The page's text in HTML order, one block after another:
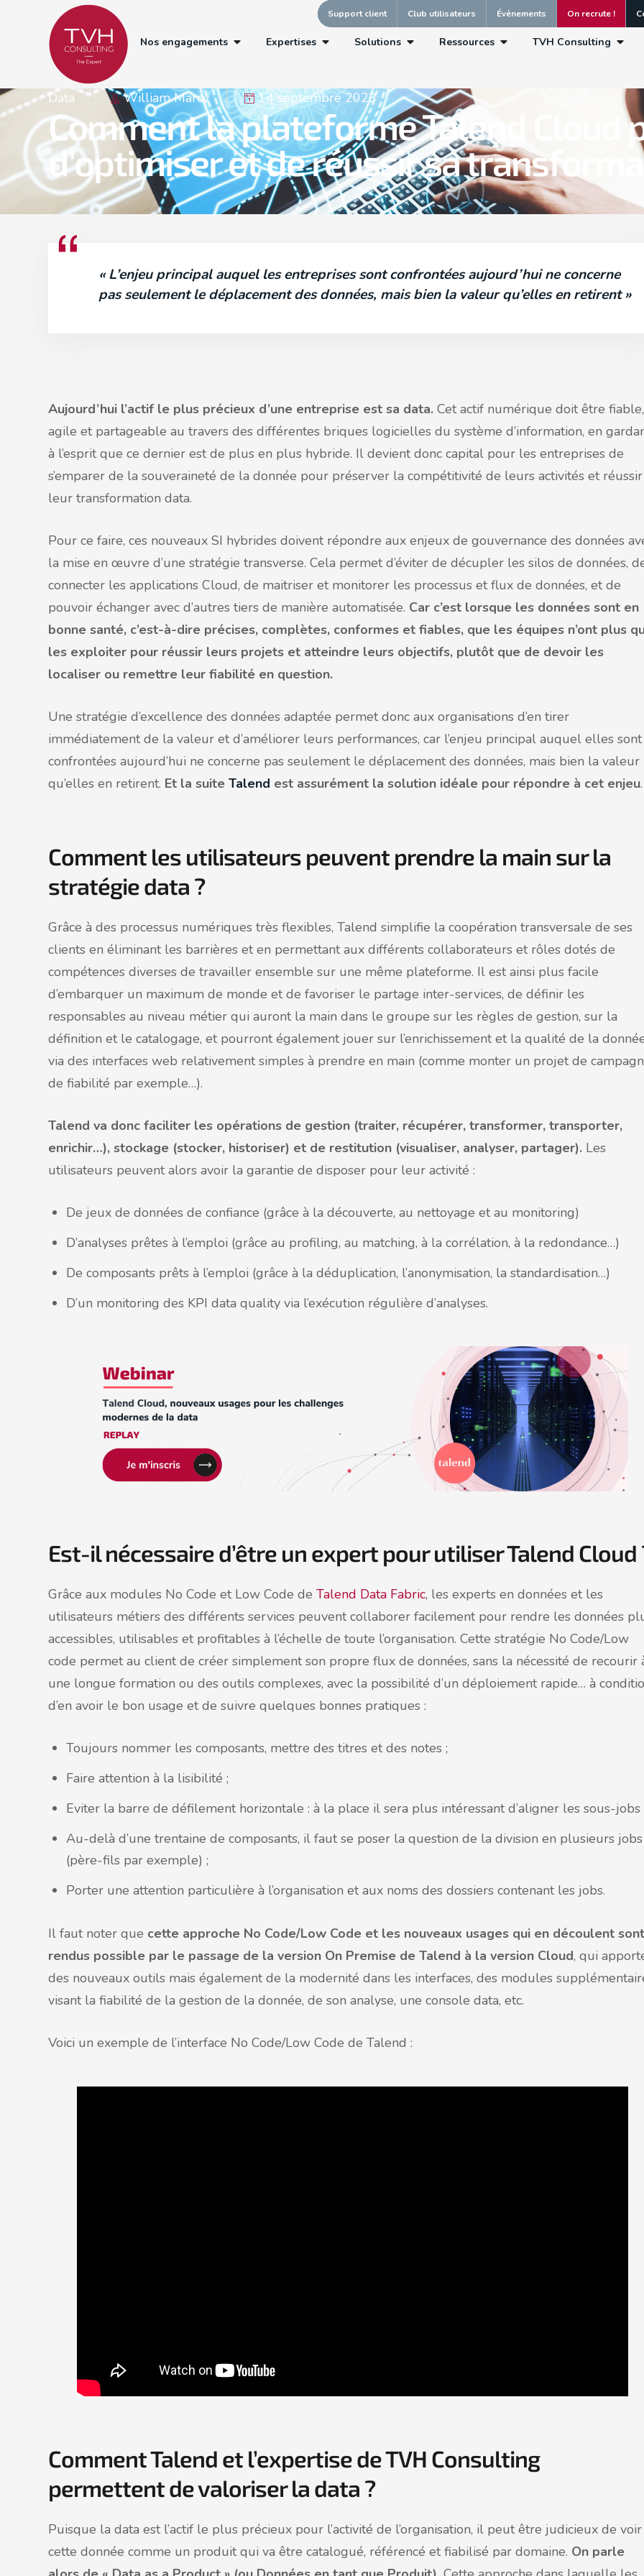
Support client Club utilisateurs Évènements On recrute !
Nos engagements Expertises Solutions Ressources TVH Consulting
Data William Marcy 14 septembre 2023
Comment la plateforme Talend Cloud
d’optimiser et de réussir sa
« L’enjeu principal auquel les entreprises sont confrontées aujourd’hui ne concerne
pas seulement le déplacement des données, mais bien la valeur qu’elles en retirent »
Aujourd’hui l’actif le plus précieux d’une entreprise est sa data. Cet actif numérique doit être fiable,
agile et partageable au travers des différentes briques logicielles du système d’information, en
à l’esprit que ce dernier est de plus en plus hybride. Il devient donc capital pour les entreprises de
s’emparer de la souveraineté de la donnée pour préserver la compétitivité de leurs activités et réussir
leur transformation data.
Pour ce faire, ces nouveaux SI hybrides doivent répondre aux enjeux de gouvernance des données
la mise en œuvre d’une stratégie transverse. Cela permet d’éviter de décupler les silos de données,
connecter les applications Cloud, de maitriser et monitorer les processus et flux de données, et de
pouvoir échanger avec d’autres tiers de manière automatisée. Car c’est lorsque les données sont en
bonne santé, c’est-à-dire précises, complètes, conformes et fiables, que les équipes n’ont plus
les exploiter pour réussir leurs projets et atteindre leurs objectifs, plutôt que de devoir les
localiser ou remettre leur fiabilité en question.
Une stratégie d’excellence des données adaptée permet donc aux organisations d’en tirer
immédiatement de la valeur et d’améliorer leurs performances, car l’enjeu principal auquel elles sont
confrontées aujourd’hui ne concerne pas seulement le déplacement des données, mais bien la valeur
qu’elles en retirent. Et la suite Talend est assurément la solution idéale pour répondre à cet enjeu.
Comment les utilisateurs peuvent prendre la main sur la
stratégie data ?
Grâce à des processus numériques très flexibles, Talend simplifie la coopération transversale de ses
clients en éliminant les barrières et en permettant aux différents collaborateurs et rôles dotés de
compétences diverses de travailler ensemble sur une même plateforme. Il est ainsi plus facile
d’embarquer un maximum de monde et de favoriser le partage inter-services, de définir les
responsables au niveau métier qui auront la main dans le groupe sur les règles de gestion, sur la
définition et le catalogage, et pourront également jouer sur l’enrichissement et la qualité de la
via des interfaces web relativement simples à prendre en main (comme monter un projet de
de fiabilité par exemple…).
Talend va donc faciliter les opérations de gestion (traiter, récupérer, transformer, transporter,
enrichir…), stockage (stocker, historiser) et de restitution (visualiser, analyser, partager). Les
utilisateurs peuvent alors avoir la garantie de disposer pour leur activité :
De jeux de données de confiance (grâce à la découverte, au nettoyage et au monitoring)
D’analyses prêtes à l’emploi (grâce au profiling, au matching, à la corrélation, à la redondance…)
De composants prêts à l’emploi (grâce à la déduplication, l’anonymisation, la standardisation…)
D’un monitoring des KPI data quality via l’exécution régulière d’analyses.
Est-il nécessaire d’être un expert pour utiliser Talend Cloud
Grâce aux modules No Code et Low Code de Talend Data Fabric, les experts en données et les
utilisateurs métiers des différents services peuvent collaborer facilement pour rendre les données
accessibles, utilisables et profitables à l’échelle de toute l’organisation. Cette stratégie No Code/Low
code permet au client de créer simplement son propre flux de données, sans la nécessité de recourir
une longue formation ou des outils complexes, avec la possibilité d’un déploiement rapide… à
d’en avoir le bon usage et de suivre quelques bonnes pratiques :
Toujours nommer les composants, mettre des titres et des notes ;
Faire attention à la lisibilité ;
Eviter la barre de défilement horizontale : à la place il sera plus intéressant d’aligner les sous-jobs
Au-delà d’une trentaine de composants, il faut se poser la question de la division en plusieurs jobs
(père-fils par exemple) ;
Porter une attention particulière à l’organisation et aux noms des dossiers contenant les jobs.
Il faut noter que cette approche No Code/Low Code et les nouveaux usages qui en découlent sont
rendus possible par le passage de la version On Premise de Talend à la version Cloud, qui
des nouveaux outils mais également de la modernité dans les interfaces, des modules
visant la fiabilité de la gestion de la donnée, de son analyse, une console data, etc.
Voici un exemple de l’interface No Code/Low Code de Talend :
Comment Talend et l’expertise de TVH Consulting
permettent de valoriser la data ?
Puisque la data est l’actif le plus précieux pour l’activité de l’organisation, il peut être judicieux de voir
cette donnée comme un produit qui va être catalogué, référencé et fiabilisé par domaine. On parle